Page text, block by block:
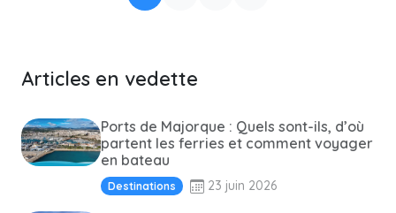
Articles en vedette
Ports de Majorque : Quels sont-ils, d’où
partent les ferries et comment voyager
en bateau
Destinations 23 juin 2026